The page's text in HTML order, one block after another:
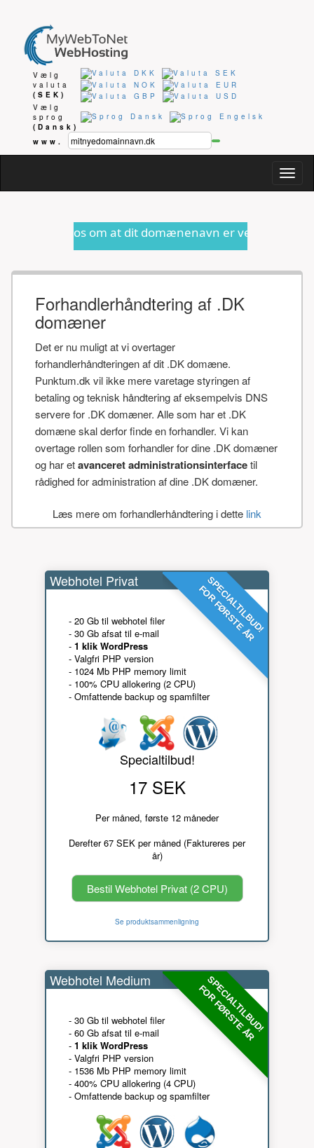
Vælg
valuta
(SEK)
Vælg
sprog
(Dansk)
www.
at dit domænenavn er ved at udløbe eller anden
Forhandlerhåndtering af .DK
domæner
Det er nu muligt at vi overtager
forhandlerhåndteringen af dit .DK domæne.
Punktum.dk vil ikke mere varetage styringen af
betaling og teknisk håndtering af eksempelvis DNS
servere for .DK domæner. Alle som har et .DK
domæne skal derfor finde en forhandler. Vi kan
overtage rollen som forhandler for dine .DK domæner
og har etavanceret administrationsinterfacetil
rådighed for administration af dine .DK domæner.
Læs mere om forhandlerhåndtering i dette link
SPECIALTILBUD!
FOR FØRSTE ÅR
Webhotel Privat
- 20 Gb til webhotel filer
- 30 Gb afsat til e-mail
- 1 klik WordPress
- Valgfri PHP version
- 1024 Mb PHP memory limit
- 100% CPU allokering (2 CPU)
- Omfattende backup og spamfilter
Specialtilbud!
17 SEK
Per måned, første 12 måneder
Derefter 67 SEK per måned (Faktureres per
år)
Bestil Webhotel Privat (2 CPU)
Se produktsammenligning
SPECIALTILBUD!
FOR FØRSTE ÅR
Webhotel Medium
- 30 Gb til webhotel filer
- 60 Gb afsat til e-mail
- 1 klik WordPress
- Valgfri PHP version
- 1536 Mb PHP memory limit
- 400% CPU allokering (4 CPU)
- Omfattende backup og spamfilter